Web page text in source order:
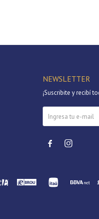
NEWSLETTER
¡Suscribite y recibí
 